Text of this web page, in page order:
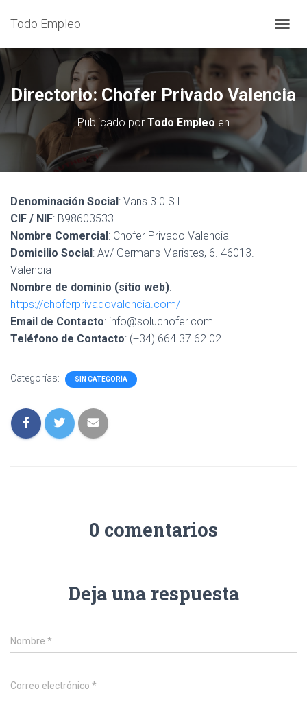
Todo Empleo
A
B
I
A
M
O
Directorio: Chofer Privado Valencia
Publicado por Todo Empleo en
Denominación Social: Vans 3.0 S.L.
CIF / NIF: B98603533
Nombre Comercial: Chofer Privado Valencia
Domicilio Social: Av/ Germans Maristes, 6. 46013.
Valencia
Nombre de dominio (sitio web):
https://choferprivadovalencia.com/
Email de Contacto: info@soluchofer.com
Teléfono de Contacto: (+34) 664 37 62 02
Categorías: SIN CATEGORÍA
0 comentarios
Deja una respuesta
Nombre *
Correo electrónico *